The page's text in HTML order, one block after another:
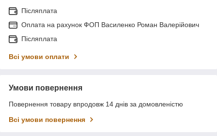
Післяплата
Оплата на рахунок ФОП Василенко Роман Валерійович
Післяплата
Всі умови оплати
Умови повернення
Повернення товару впродовж 14 днів за домовленістю
Всі умови повернення